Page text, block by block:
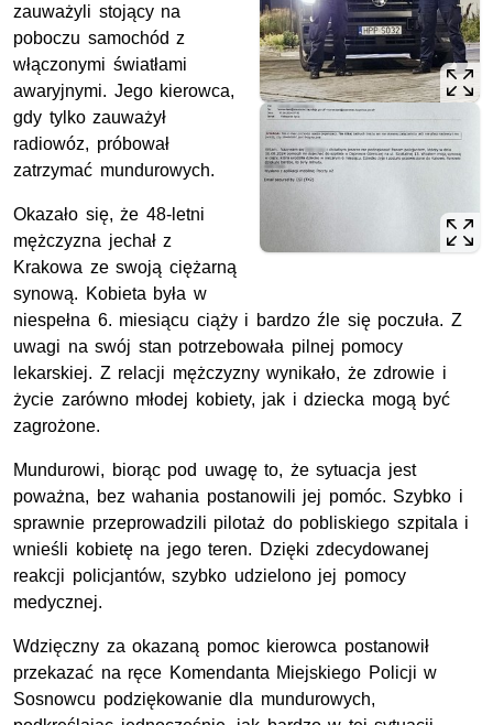
zauważyli stojący na
poboczu samochód z
włączonymi światłami
awaryjnymi. Jego kierowca,
gdy tylko zauważył
radiowóz, próbował
zatrzymać mundurowych.
Okazało się, że 48-letni
mężczyzna jechał z
Krakowa ze swoją ciężarną
synową. Kobieta była w
niespełna 6. miesiącu ciąży i bardzo źle się poczuła. Z
uwagi na swój stan potrzebowała pilnej pomocy
lekarskiej. Z relacji mężczyzny wynikało, że zdrowie i
życie zarówno młodej kobiety, jak i dziecka mogą być
zagrożone.
Mundurowi, biorąc pod uwagę to, że sytuacja jest
poważna, bez wahania postanowili jej pomóc. Szybko i
sprawnie przeprowadzili pilotaż do pobliskiego szpitala i
wnieśli kobietę na jego teren. Dzięki zdecydowanej
reakcji policjantów, szybko udzielono jej pomocy
medycznej.
Wdzięczny za okazaną pomoc kierowca postanowił
przekazać na ręce Komendanta Miejskiego Policji w
Sosnowcu podziękowanie dla mundurowych,